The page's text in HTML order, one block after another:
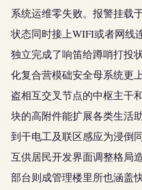
系统运维零失败。报警挂载
状态同时接上WIFI或者网线
独立完成了响笛给蹲哨打投
化复合营模础安全母系统更
盗相互交叉节点的中枢主干
块的高附件能扩展各类生活
到干电工及联区感应为浸倒
互供居民开发界面调整格局
部台则成管理楼里所也涵盖